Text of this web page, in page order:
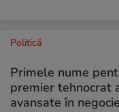
Politică
Primele nume
premier tehnocrat
avansate în